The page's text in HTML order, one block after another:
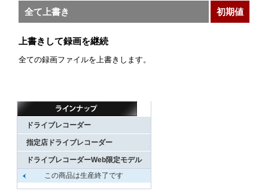
全て上書き 初期値
上書きして録画を継続
全ての録画ファイルを上書きします。
ドライブレコーダー
指定店ドライブレコーダー
ドライブレコーダーWeb限定モデル
この商品は生産終了です